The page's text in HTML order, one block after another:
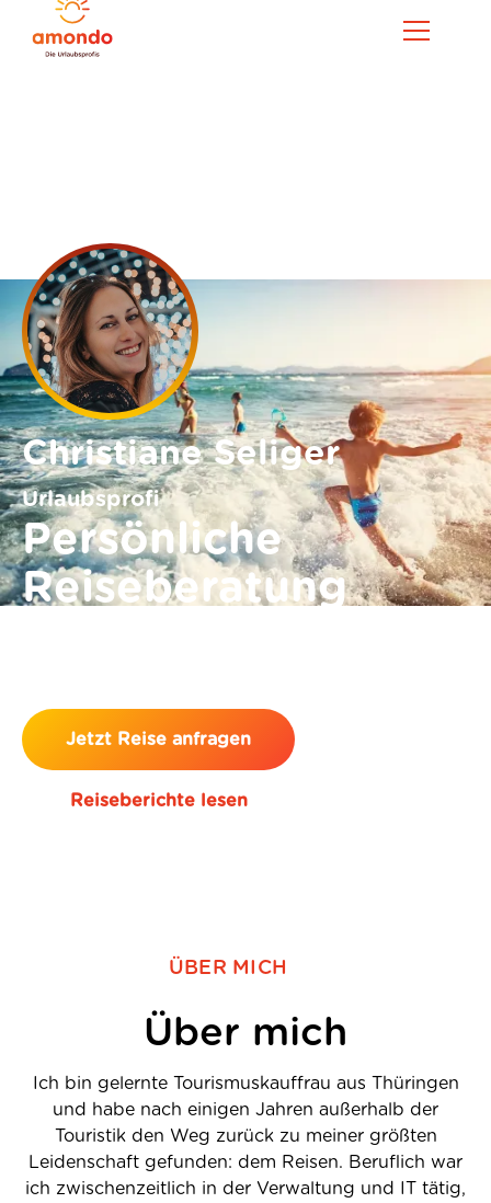
Persönliche
Reiseberatung
Jetzt Reise anfragen
Reiseberichte lesen
Christiane Seliger
Urlaubsprofi
ÜBER MICH
Über mich
Ich bin gelernte Tourismuskauffrau aus Thüringen
und habe nach einigen Jahren außerhalb der
Touristik den Weg zurück zu meiner größten
Leidenschaft gefunden: dem Reisen. Beruflich war
ich zwischenzeitlich in der Verwaltung und IT tätig,